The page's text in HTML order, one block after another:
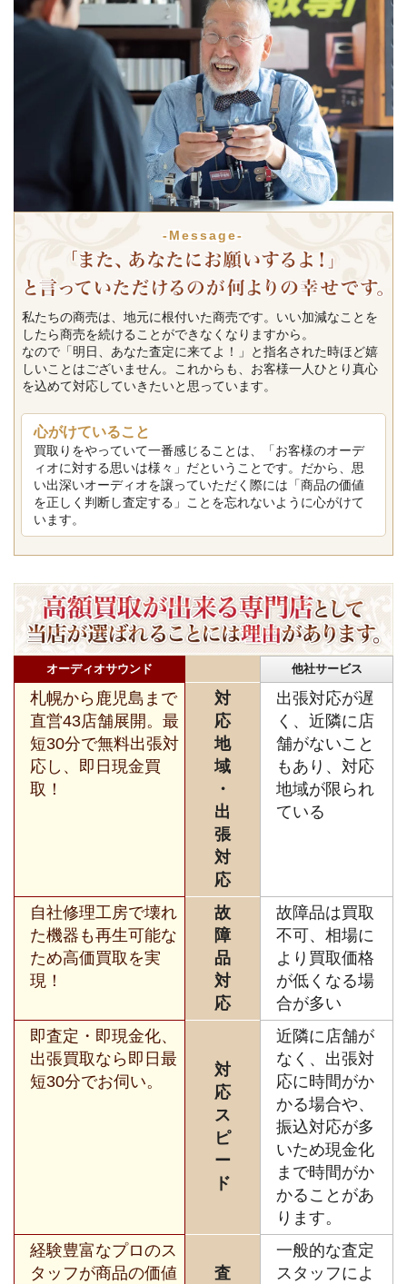
-Message-
私たちの商売は、地元に根付いた商売です。いい加減なことを
したら商売を続けることができなくなりますから。
なので「明日、あなた査定に来てよ！」と指名された時ほど嬉
しいことはございません。これからも、お客様一人ひとり真心
を込めて対応していきたいと思っています。
心がけていること
買取りをやっていて一番感じることは、「お客様のオーデ
ィオに対する思いは様々」だということです。だから、思
い出深いオーディオを譲っていただく際には「商品の価値
を正しく判断し査定する」ことを忘れないように心がけて
います。
オーディオサウンド 他社サービス
札幌から鹿児島まで
直営43店舗展開。最
短30分で無料出張対
応し、即日現金買
取！
対
応
地
域
・
出
張
対
応
出張対応が遅
く、近隣に店
舗がないこと
もあり、対応
地域が限られ
ている
自社修理工房で壊れ
た機器も再生可能な
ため高価買取を実
現！
故
障
品
対
応
故障品は買取
不可、相場に
より買取価格
が低くなる場
合が多い
即査定・即現金化、
出張買取なら即日最
短30分でお伺い。
対
応
ス
ピ
ー
ド
近隣に店舗が
なく、出張対
応に時間がか
かる場合や、
振込対応が多
いため現金化
まで時間がか
かることがあ
ります。
経験豊富なプロのス
タッフが商品の価値
査
一般的な査定
スタッフによ